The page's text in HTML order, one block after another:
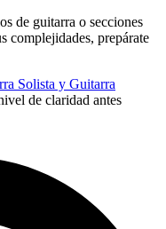
de guitarra o secciones
complejidades, prepárate
Solista y Guitarra
de claridad antes